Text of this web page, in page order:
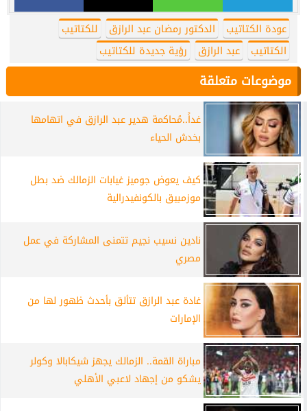
عودة الكتاتيب الدكتور رمضان عبد الرازق
للكتاتيب
الكتاتيب
عبد الرازق رؤية جديدة للكتاتيب
موضوعات متعلقة
غداً..مُحاكمة هدير عبد الرازق في اتهامها
بخدش الحياء
كيف يعوض جوميز غيابات الزمالك ضد بطل
موزمبيق بالكونفيدرالية
نادين نسيب نجيم تتمنى المشاركة في عمل
مصري
غادة عبد الرازق تتألق بأحدث ظهور لها من
الإمارات
مباراة القمة.. الزمالك يجهز شيكابالا وكولر
يشكو من إجهاد لاعبي الأهلي